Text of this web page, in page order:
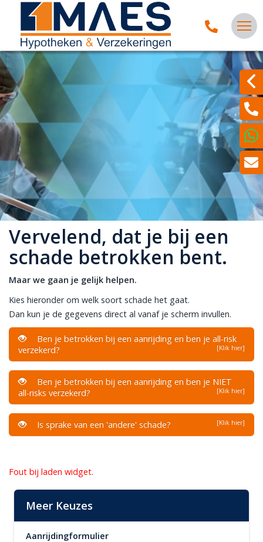
Vervelend, dat je bij een
schade betrokken bent.
Maar we gaan je gelijk helpen.
Kies hieronder om welk soort schade het gaat.
Dan kun je de gegevens direct al vanaf je scherm invullen.
Ben je betrokken bij een aanrijding en ben je all-risk
verzekerd?
[Klik hier]
Ben je betrokken bij een aanrijding en ben je NIET
all-risks verzekerd?
[Klik hier]
Is sprake van een 'andere' schade? [Klik hier]
Fout bij laden widget.
Meer Keuzes
Aanrijdingformulier